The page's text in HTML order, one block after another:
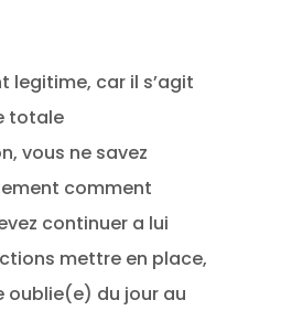
legitime, car il s’agit
totale
vous ne savez
comment
continuer a lui
mettre en place,
oublie(e) du jour au